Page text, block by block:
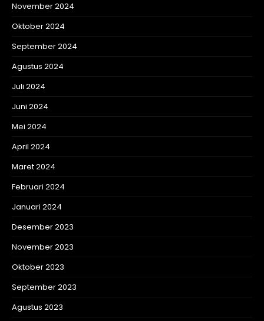
November 2024
Oktober 2024
September 2024
Agustus 2024
Juli 2024
Juni 2024
Mei 2024
April 2024
Maret 2024
Februari 2024
Januari 2024
Desember 2023
November 2023
Oktober 2023
September 2023
Agustus 2023